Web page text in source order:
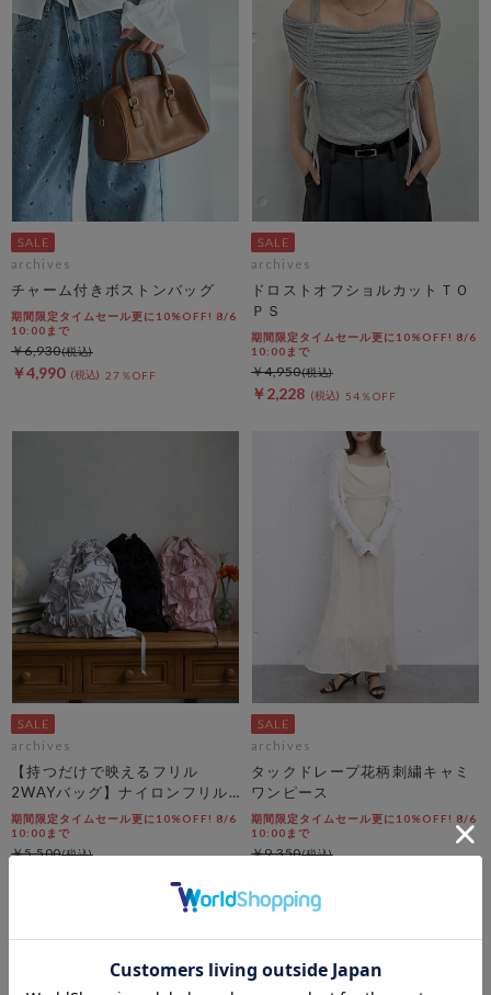
archives
チャーム付きボストンバッグ
期間限定タイムセール更に10%OFF! 8/6
10:00まで
￥4,990 27％OFF
￥6,930
archives
ドロストオフショルカットＴＯ
ＰＳ
期間限定タイムセール更に10%OFF! 8/6
10:00まで
￥2,228 54％OFF
￥4,950
archives
【持つだけで映えるフリル
2WAYバッグ】ナイロンフリル
２ＷＡＹバッグ
期間限定タイムセール更に10%OFF! 8/6
10:00まで
￥5,500
archives
タックドレープ花柄刺繍キャミ
ワンピース
期間限定タイムセール更に10%OFF! 8/6
10:00まで
￥9,350